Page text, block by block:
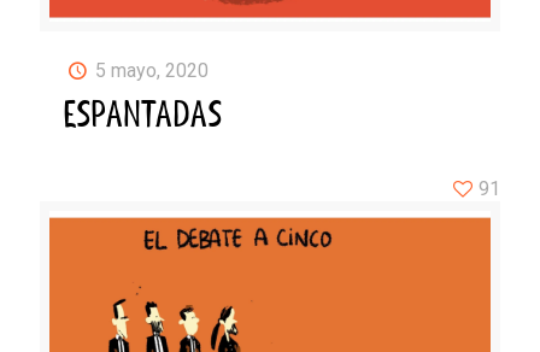
5 mayo, 2020
ESPANTADAS
91